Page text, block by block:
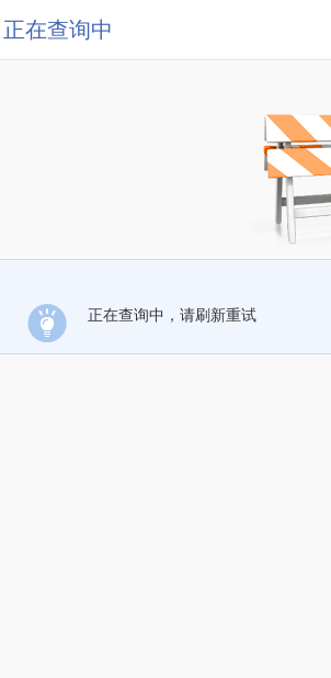
正在查询中
正在查询中，请刷新重试